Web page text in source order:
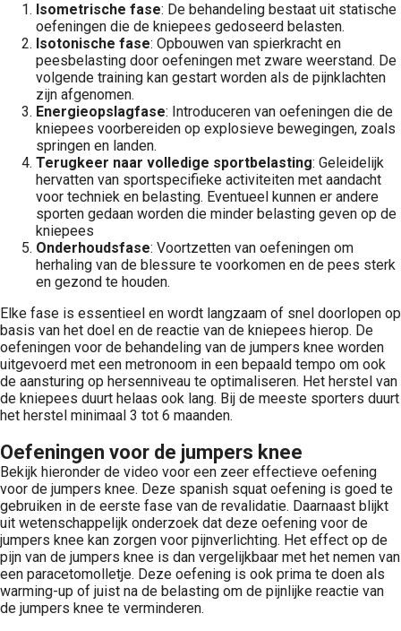
Isometrische fase: De behandeling bestaat uit statische
oefeningen die de kniepees gedoseerd belasten.
Isotonische fase: Opbouwen van spierkracht en
peesbelasting door oefeningen met zware weerstand. De
volgende training kan gestart worden als de pijnklachten
zijn afgenomen.
Energieopslagfase: Introduceren van oefeningen die de
kniepees voorbereiden op explosieve bewegingen, zoals
springen en landen.
Terugkeer naar volledige sportbelasting: Geleidelijk
hervatten van sportspecifieke activiteiten met aandacht
voor techniek en belasting. Eventueel kunnen er andere
sporten gedaan worden die minder belasting geven op de
kniepees
Onderhoudsfase: Voortzetten van oefeningen om
herhaling van de blessure te voorkomen en de pees sterk
en gezond te houden.
Elke fase is essentieel en wordt langzaam of snel doorlopen op
basis van het doel en de reactie van de kniepees hierop. De
oefeningen voor de behandeling van de jumpers knee worden
uitgevoerd met een metronoom in een bepaald tempo om ook
de aansturing op hersenniveau te optimaliseren. Het herstel van
de kniepees duurt helaas ook lang. Bij de meeste sporters duurt
het herstel minimaal 3 tot 6 maanden.
Oefeningen voor de jumpers knee
Bekijk hieronder de video voor een zeer effectieve oefening
voor de jumpers knee. Deze spanish squat oefening is goed te
gebruiken in de eerste fase van de revalidatie. Daarnaast blijkt
uit wetenschappelijk onderzoek dat deze oefening voor de
jumpers knee kan zorgen voor pijnverlichting. Het effect op de
pijn van de jumpers knee is dan vergelijkbaar met het nemen van
een paracetomolletje. Deze oefening is ook prima te doen als
warming-up of juist na de belasting om de pijnlijke reactie van
de jumpers knee te verminderen.